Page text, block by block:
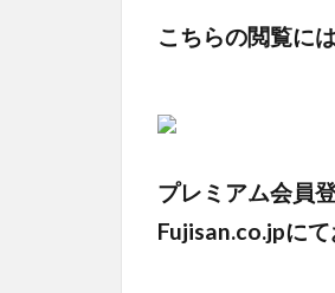
こちらの閲覧に
プレミアム会員
Fujisan.co.jpに